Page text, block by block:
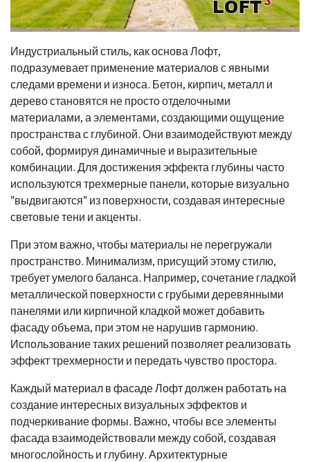
Индустриальный стиль, как основа Лофт,
подразумевает применение материалов с явными
следами времени и износа. Бетон, кирпич, металл и
дерево становятся не просто отделочными
материалами, а элементами, создающими ощущение
пространства с глубиной. Они взаимодействуют между
собой, формируя динамичные и выразительные
комбинации. Для достижения эффекта глубины часто
используются трехмерные панели, которые визуально
"выдвигаются" из поверхности, создавая интересные
световые тени и акценты.
При этом важно, чтобы материалы не перегружали
пространство. Минимализм, присущий этому стилю,
требует умелого баланса. Например, сочетание гладкой
металлической поверхности с грубыми деревянными
панелями или кирпичной кладкой может добавить
фасаду объема, при этом не нарушив гармонию.
Использование таких решений позволяет реализовать
эффект трехмерности и передать чувство простора.
Каждый материал в фасаде Лофт должен работать на
создание интересных визуальных эффектов и
подчеркивание формы. Важно, чтобы все элементы
фасада взаимодействовали между собой, создавая
многослойность и глубину. Архитектурные